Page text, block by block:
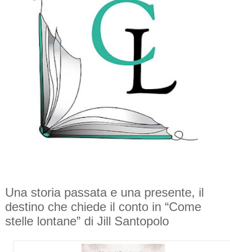
Una storia passata e una presente, il
destino che chiede il conto in “Come
stelle lontane” di Jill Santopolo